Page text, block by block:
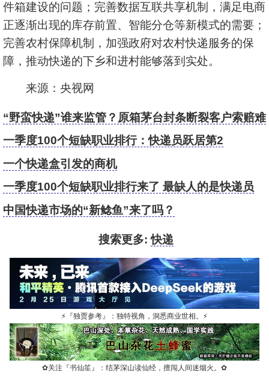
件箱建设的问题；完善数据互联共享机制，满足电商
正逐渐出现的库存前置、智能分仓等新模式的需要；
完善农村保障机制，加强政府对农村快递服务的保
障，推动快递的下乡和进村能够落到实处。
来源：央视网
“野蛮快递”谁来监管？原箱茅台封条断裂客户索赔难
一季度100个短缺职业排行：快递员跃居第2
一个快递盒引发的商机
一季度100个短缺职业排行来了 最缺人的是快递员
中国快递市场的“新鲶鱼”来了吗？
搜索更多: 快递
⚡ 『独贾参考』：独特视角，洞悉商业世相。 ⚡
✿关注『书仙笙』：结茅深山读仙经，擅闯人间迷烟火。 ✿